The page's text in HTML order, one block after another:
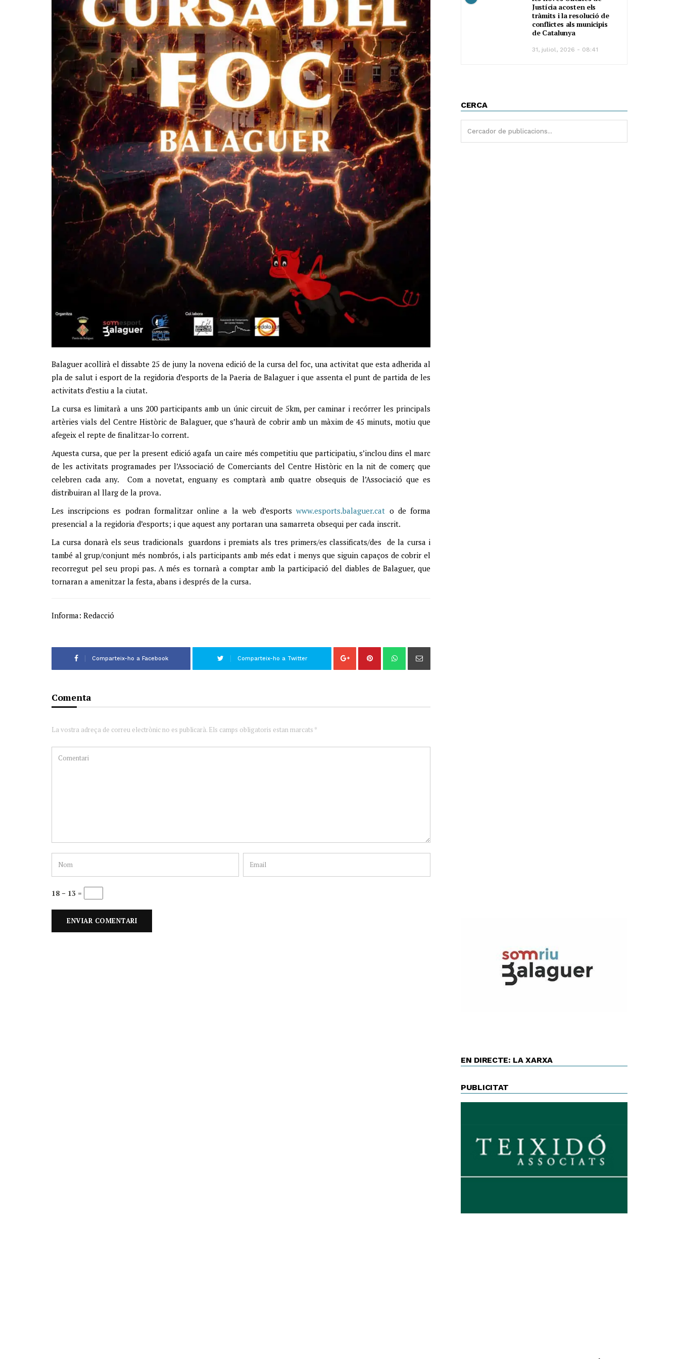
Balaguer acollirà el dissabte 25 de juny la novena edició de la cursa del foc, una activitat que esta adherida al
pla de salut i esport de la regidoria d’esports de la Paeria de Balaguer i que assenta el punt de partida de les
activitats d’estiu a la ciutat.
La cursa es limitarà a uns 200 participants amb un únic circuit de 5km, per caminar i recórrer les principals
artèries vials del Centre Històric de Balaguer, que s’haurà de cobrir amb un màxim de 45 minuts, motiu que
afegeix el repte de finalitzar-lo corrent.
Aquesta cursa, que per la present edició agafa un caire més competitiu que participatiu, s’inclou dins el marc
de les activitats programades per l’Associació de Comerciants del Centre Històric en la nit de comerç que
celebren cada any. Com a novetat, enguany es comptarà amb quatre obsequis de l’Associació que es
distribuiran al llarg de la prova.
Les inscripcions es podran formalitzar online a la web d’esportswww.esports.balaguer.cat o de forma
presencial a la regidoria d’esports; i que aquest any portaran una samarreta obsequi per cada inscrit.
La cursa donarà els seus tradicionals guardons i premiats als tres primers/es classificats/des de la cursa i
també al grup/conjunt més nombrós, i als participants amb més edat i menys que siguin capaços de cobrir el
recorregut pel seu propi pas. A més es tornarà a comptar amb la participació del diables de Balaguer, que
tornaran a amenitzar la festa, abans i després de la cursa.
Informa: Redacció
Comparteix-ho a Facebook Comparteix-ho a Twitter
Comenta
La vostra adreça de correu electrònic no es publicarà. Els camps obligatoris estan marcats *
18 − 13 =
Justícia acosten els
tràmits i la resolució de
conflictes als municipis
de Catalunya
31, juliol, 2026 - 08:41
CERCA
EN DIRECTE: LA XARXA
PUBLICITAT